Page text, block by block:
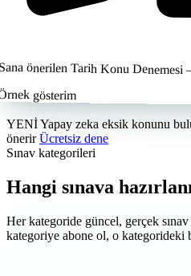
önerilen Tarih Konu Denemesi
gösterim
YENİYapay zeka eksik konunu
önerir Ücretsiz dene
Sınav kategorileri
Hangi sınava
Her kategoride güncel, gerçek
kategoriye abone ol, o kategorideki